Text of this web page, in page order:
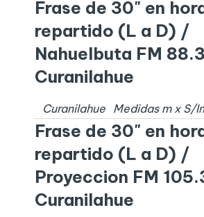
Frase de 30" en
repartido (L a D) /
Nahuelbuta FM
Curanilahue
Curanilahue Medidas m x S/I
Frase de 30" en
repartido (L a D) /
Proyeccion FM
Curanilahue